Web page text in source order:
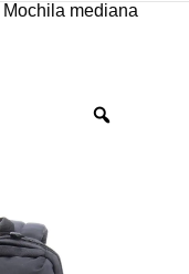
Mochila mediana